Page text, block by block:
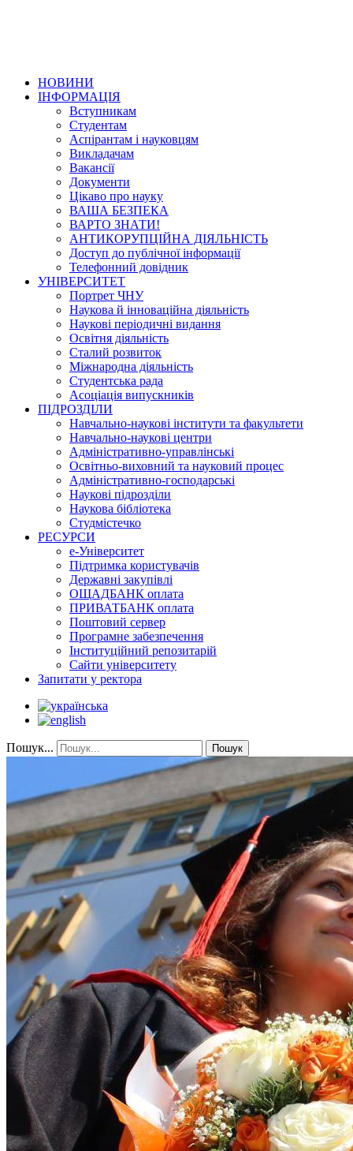
НОВИНИ
ІНФОРМАЦІЯ
Вступникам
Студентам
Аспірантам і науковцям
Викладачам
Вакансії
Документи
Цікаво про науку
ВАША БЕЗПЕКА
ВАРТО ЗНАТИ!
АНТИКОРУПЦІЙНА ДІЯЛЬНІСТЬ
Доступ до публічної інформації
Телефонний довідник
УНІВЕРСИТЕТ
Портрет ЧНУ
Наукова й інноваційна діяльність
Наукові періодичні видання
Освітня діяльність
Сталий розвиток
Міжнародна діяльність
Студентська рада
Асоціація випускників
ПІДРОЗДІЛИ
Навчально-наукові інститути та факультети
Навчально-наукові центри
Адміністративно-управлінські
Освітньо-виховний та науковий процес
Адміністративно-господарські
Наукові підрозділи
Наукова бібліотека
Студмістечко
РЕСУРСИ
е-Університет
Підтримка користувачів
Державні закупівлі
ОЩАДБАНК оплата
ПРИВАТБАНК оплата
Поштовий сервер
Програмне забезпечення
Інституційний репозитарій
Сайти університету
Запитати у ректора
Пошук... Пошук